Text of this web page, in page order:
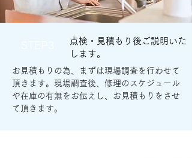
点検・見積もり後ご説明いた
します。
お見積もりの為、まずは現場調査を行わせて
頂きます。現場調査後、修理のスケジュール
や在庫の有無をお伝えし、お見積もりをさせ
て頂きます。